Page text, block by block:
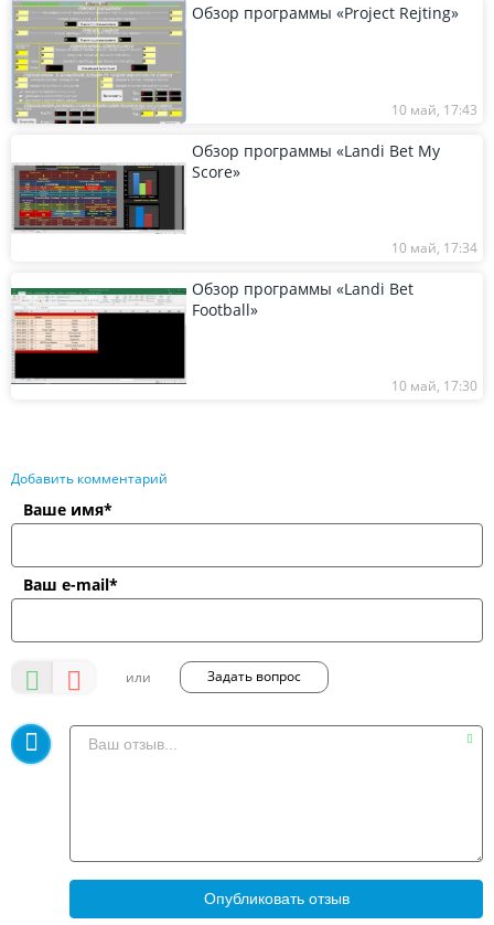
Обзор программы «Project Rejting»
10 май, 17:43
Обзор программы «Landi Bet My
Score»
10 май, 17:34
Обзор программы «Landi Bet
Football»
10 май, 17:30
Добавить комментарий
Ваше имя*
Ваш e-mail*
Задать вопрос